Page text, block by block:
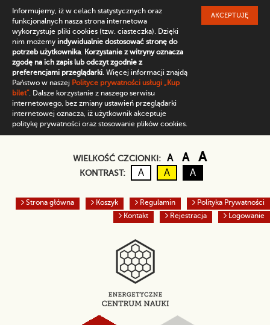
Informujemy, iż w celach statystycznych oraz
funkcjonalnych nasza strona internetowa
wykorzystuje pliki cookies (tzw. ciasteczka). Dzięki
nim możemy indywidualnie dostosować stronę do
potrzeb użytkownika. Korzystanie z witryny oznacza
zgodę na ich zapis lub odczyt zgodnie z
preferencjami przeglądarki. Więcej informacji znajdą
Państwo w naszej Polityce prywatności usługi „Kup
bilet”. Dalsze korzystanie z naszego serwisu
internetowego, bez zmiany ustawień przeglądarki
internetowej oznacza, iż użytkownik akceptuje
politykę prywatności oraz stosowanie plików cookies.
AKCEPTUJĘ
WIELKOŚĆ CZCIONKI: A Domyślny rozmiar
AWiększa
A
KONTRAST: AKontrast domyślny
ACzarny tekst na
ABiały tekst na
Strona główna Koszyk Regulamin
Polityka Prywatności
Kontakt
Rejestracja Logowanie